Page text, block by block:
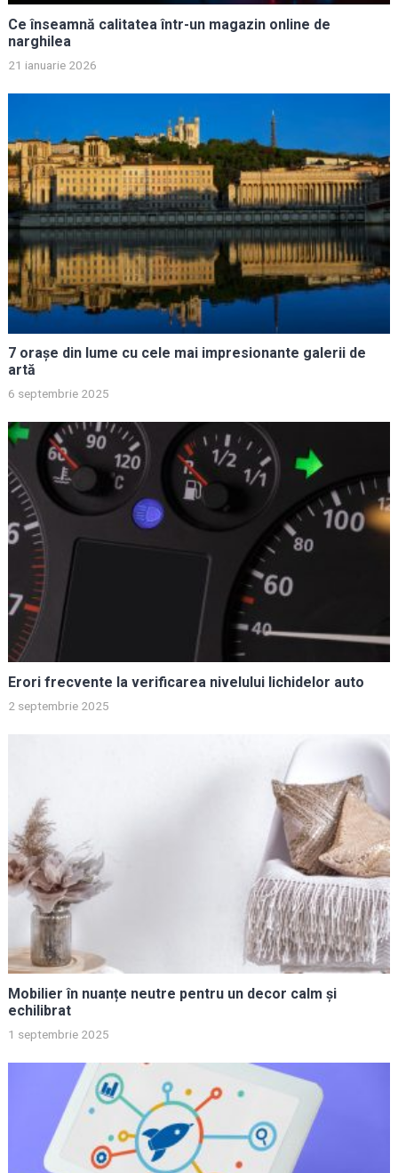
Ce înseamnă calitatea într-un magazin online de
narghilea
21 ianuarie 2026
7 orașe din lume cu cele mai impresionante galerii de
artă
6 septembrie 2025
Erori frecvente la verificarea nivelului lichidelor auto
2 septembrie 2025
Mobilier în nuanțe neutre pentru un decor calm și
echilibrat
1 septembrie 2025